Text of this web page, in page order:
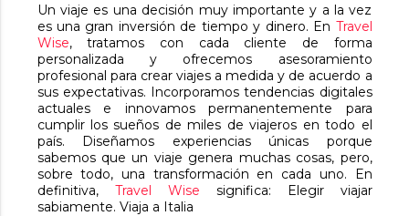
Un viaje es una decisión muy importante y a la vez
es una gran inversión de tiempo y dinero. En Travel
Wise, tratamos con cada cliente de forma
personalizada y ofrecemos asesoramiento
profesional para crear viajes a medida y de acuerdo a
sus expectativas. Incorporamos tendencias digitales
actuales e innovamos permanentemente para
cumplir los sueños de miles de viajeros en todo el
país. Diseñamos experiencias únicas porque
sabemos que un viaje genera muchas cosas, pero,
sobre todo, una transformación en cada uno. En
definitiva, Travel Wise significa: Elegir viajar
sabiamente. Viaja a Italia